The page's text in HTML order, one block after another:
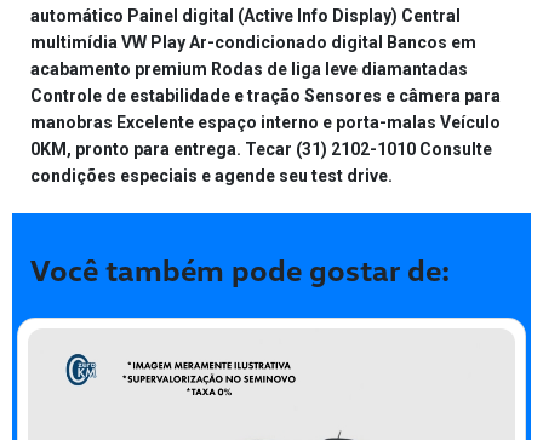
automático Painel digital (Active Info Display) Central
multimídia VW Play Ar-condicionado digital Bancos em
acabamento premium Rodas de liga leve diamantadas
Controle de estabilidade e tração Sensores e câmera para
manobras Excelente espaço interno e porta-malas Veículo
0KM, pronto para entrega. Tecar (31) 2102-1010 Consulte
condições especiais e agende seu test drive.
Você também pode gostar de: